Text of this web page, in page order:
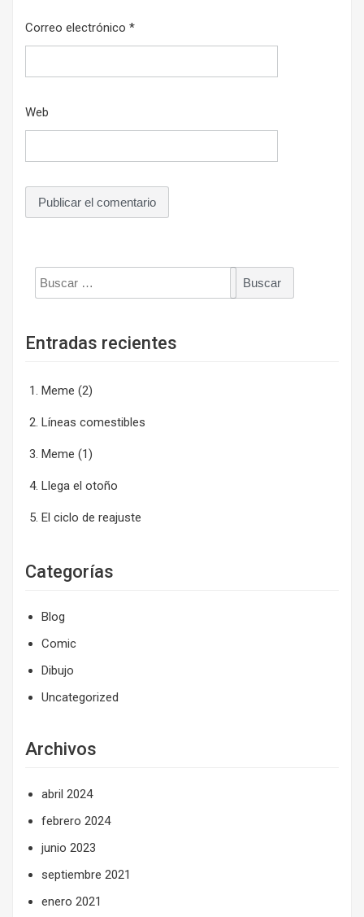
Correo electrónico *
Web
Buscar:
Entradas recientes
Meme (2)
Líneas comestibles
Meme (1)
Llega el otoño
El ciclo de reajuste
Categorías
Blog
Comic
Dibujo
Uncategorized
Archivos
abril 2024
febrero 2024
junio 2023
septiembre 2021
enero 2021